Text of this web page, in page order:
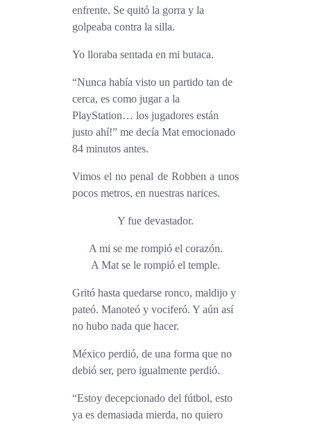
enfrente. Se quitó la gorra y la
golpeaba contra la silla.
Yo lloraba sentada en mi butaca.
“Nunca había visto un partido tan de
cerca, es como jugar a la
PlayStation… los jugadores están
justo ahí!” me decía Mat emocionado
84 minutos antes.
Vimos el no penal de Robben a unos
pocos metros, en nuestras narices.
Y fue devastador.
A mi se me rompió el corazón.
A Mat se le rompió el temple.
Gritó hasta quedarse ronco, maldijo y
pateó. Manoteó y vociferó. Y aún así
no hubo nada que hacer.
México perdió, de una forma que no
debió ser, pero igualmente perdió.
“Estoy decepcionado del fútbol, esto
ya es demasiada mierda, no quiero